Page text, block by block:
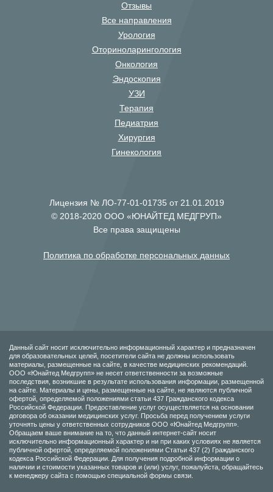
Отзывы
Все направления
Урология
Оториноларингология
Онкология
Эндоскопия
УЗИ
Терапия
Педиатрия
Хирургия
Гинекология
Лицензия № ЛО-77-01-01735 от 21.01.2019
© 2018-2020 ООО «ЮНАЙТЕД МЕДГРУП»
Все права защищены
Политика по обработке персональных данных
Данный сайт носит исключительно информационный характер и предназначен
для образовательных целей, посетители сайта не должны использовать
материалы, размещенные на сайте, в качестве медицинских рекомендаций.
ООО «Юнайтед Медгрупп» не несет ответственности за возможные
последствия, возникшие в результате использования информации, размещенной
на сайте. Материалы и цены, размещенные на сайте, не являются публичной
офертой, определяемой положениями статьи 437 Гражданского кодекса
Российской Федерации. Предоставление услуг осуществляется на основании
договора об оказании медицинских услуг. Просьба перед получением услуги
уточнять цены у ответственных сотрудников ООО «Юнайтед Медгрупп».
Обращаем ваше внимание на то, что данный интернет-сайт носит
исключительно информационный характер и ни при каких условиях не является
публичной офертой, определяемой положениями Статьи 437 (2) Гражданского
кодекса Российской Федерации. Для получения подробной информации о
наличии и стоимости указанных товаров и (или) услуг, пожалуйста, обращайтесь
к менеджеру сайта с помощью специальной формы связи.